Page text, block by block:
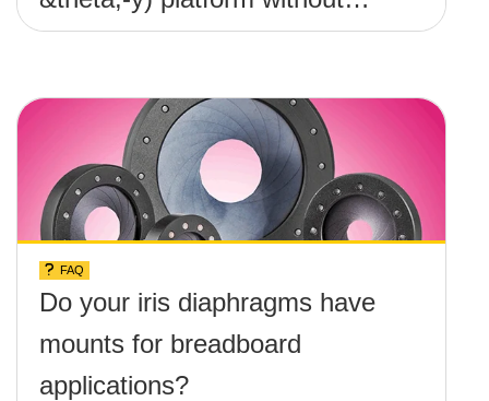
any screws protruding up
FAQ
Do your iris diaphragms have
mounts for breadboard
applications?